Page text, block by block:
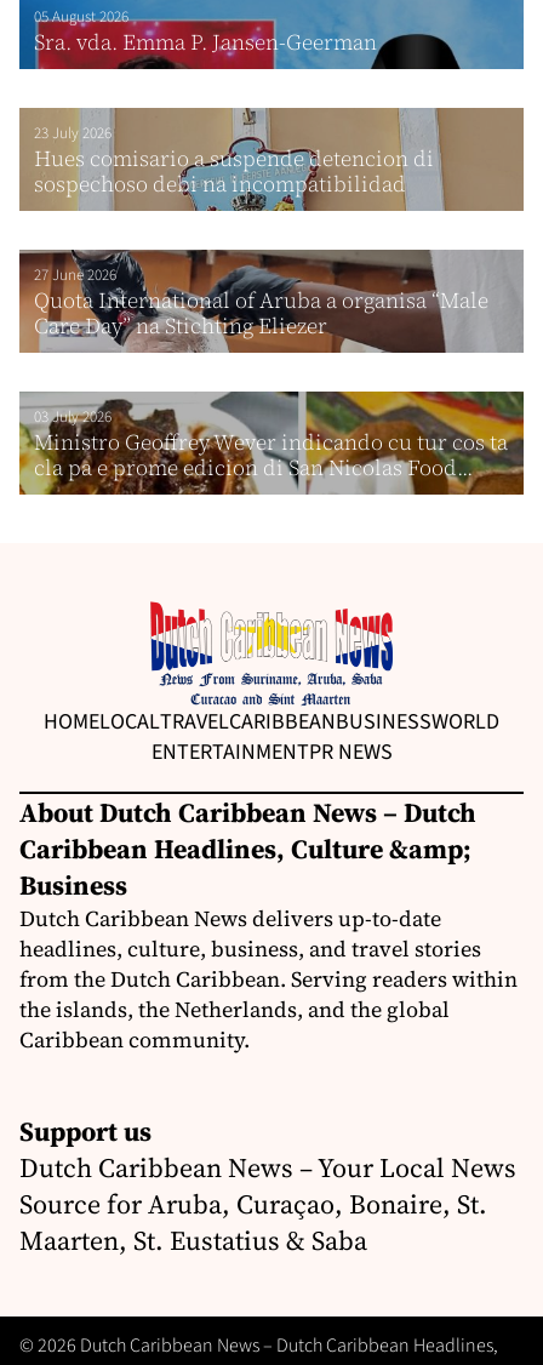
05 August 2026
Sra. vda. Emma P. Jansen-Geerman
23 July 2026
Hues comisario a suspende detencion di
sospechoso debi na incompatibilidad
27 June 2026
Quota International of Aruba a organisa “Male
Care Day” na Stichting Eliezer
03 July 2026
Ministro Geoffrey Wever indicando cu tur cos ta
cla pa e prome edicion di San Nicolas Food...
HOMELOCALTRAVELCARIBBEANBUSINESSWORLD
ENTERTAINMENTPR NEWS
About Dutch Caribbean News – Dutch
Caribbean Headlines, Culture &amp;
Business
Dutch Caribbean News delivers up-to-date
headlines, culture, business, and travel stories
from the Dutch Caribbean. Serving readers within
the islands, the Netherlands, and the global
Caribbean community.
Support us
Dutch Caribbean News – Your Local News
Source for Aruba, Curaçao, Bonaire, St.
Maarten, St. Eustatius & Saba
© 2026 Dutch Caribbean News – Dutch Caribbean Headlines,